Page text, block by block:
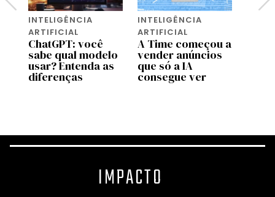
INTELIGÊNCIA
ARTIFICIAL
ChatGPT: você
sabe qual modelo
usar? Entenda as
diferenças
INTELIGÊNCIA
ARTIFICIAL
A Time começou a
vender anúncios
que só a IA
consegue ver
IMPACTO